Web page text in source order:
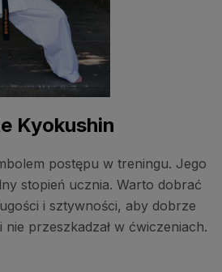
Kyokushin
postępu w treningu. Jego
stopień ucznia. Warto dobrać
i sztywności, aby dobrze
nie przeszkadzał w ćwiczeniach.